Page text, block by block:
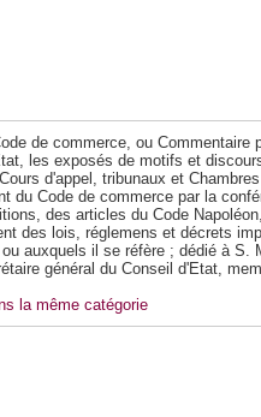
de commerce, ou Commentaire
les exposés de motifs et
d'appel, tribunaux et
du Code de commerce par la
des articles du Code
des lois, réglemens et décrets
auxquels il se réfère ; dédié à S.
général du Conseil d'Etat,
la même catégorie